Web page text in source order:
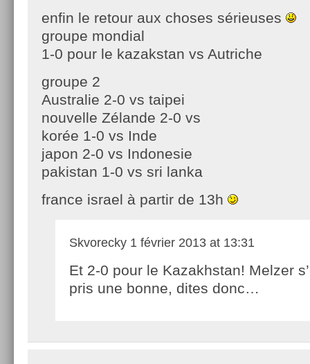
enfin le retour aux choses sérieuses
groupe mondial
1-0 pour le kazakstan vs Autriche
groupe 2
Australie 2-0 vs taipei
nouvelle Zélande 2-0 vs
korée 1-0 vs Inde
japon 2-0 vs Indonesie
pakistan 1-0 vs sri lanka
france israel à partir de 13h
Skvorecky 1 février 2013 at 13:31
Et 2-0 pour le Kazakhstan! Melzer
pris une bonne, dites donc…